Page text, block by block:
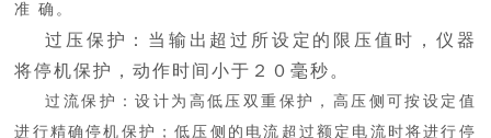
准 确。
过压保护：当输出超过所设定的限压值时，仪器
将停机保护，动作时间小于２０毫秒。
过流保护：设计为高低压双重保护，高压侧可按设定值
进行精确停机保护；低压侧的电流超过额定电流时将进行停